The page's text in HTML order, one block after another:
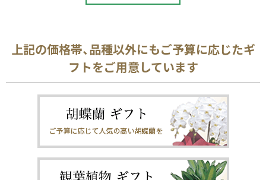
上記の価格帯、品種以外にもご予算に応じたギ
フトをご用意しています